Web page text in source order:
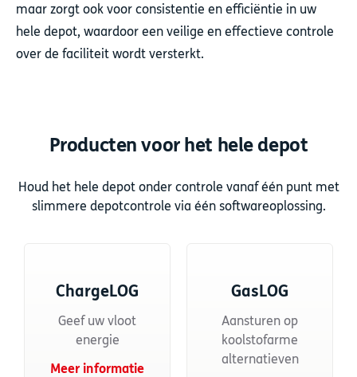
maar zorgt ook voor consistentie en efficiëntie in uw
hele depot, waardoor een veilige en effectieve controle
over de faciliteit wordt versterkt.
Producten voor het hele depot
Houd het hele depot onder controle vanaf één punt met
slimmere depotcontrole via één softwareoplossing.
ChargeLOG
Geef uw vloot
energie
Meer informatie
GasLOG
Aansturen op
koolstofarme
alternatieven